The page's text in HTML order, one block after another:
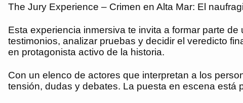
The Jury Experience – Crimen en Alta Mar: El
Esta experiencia inmersiva te invita a formar parte
testimonios, analizar pruebas y decidir el veredicto
en protagonista activo de la historia.
Con un elenco de actores que interpretan a los
tensión, dudas y debates. La puesta en escena está